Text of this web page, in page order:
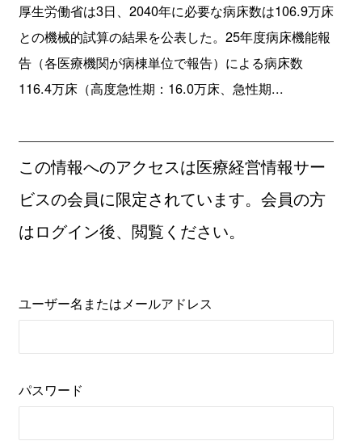
厚生労働省は3日、2040年に必要な病床数は106.9万床
との機械的試算の結果を公表した。25年度病床機能報
告（各医療機関が病棟単位で報告）による病床数
116.4万床（高度急性期：16.0万床、急性期...
この情報へのアクセスは医療経営情報サー
ビスの会員に限定されています。会員の方
はログイン後、閲覧ください。
ユーザー名またはメールアドレス
パスワード